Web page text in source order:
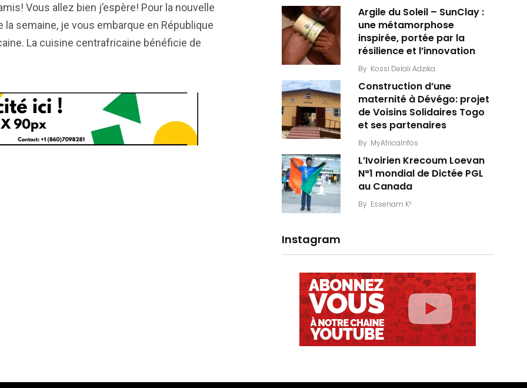
Vous allez bien j’espère! Pour la nouvelle
la semaine, je vous embarque en République
La cuisine centrafricaine bénéficie de
Argile du Soleil – SunClay :
une métamorphose
inspirée, portée par la
résilience et l’innovation
By Kossi Delali Adzika
Construction d’une
maternité à Dévégo: projet
de Voisins Solidaires Togo
et ses partenaires
By MyAfricaInfos
L’Ivoirien Krecoum Loevan
N°1 mondial de Dictée PGL
au Canada
By Essenam K²
Instagram